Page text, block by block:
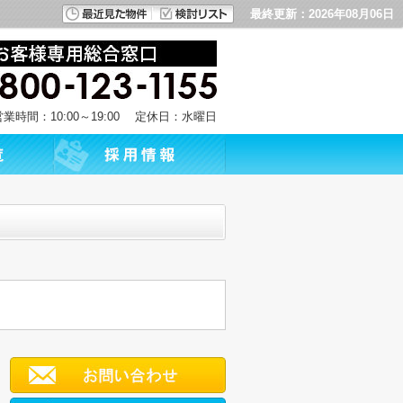
最終更新：2026年08月06日
業時間：10:00～19:00 定休日：水曜日